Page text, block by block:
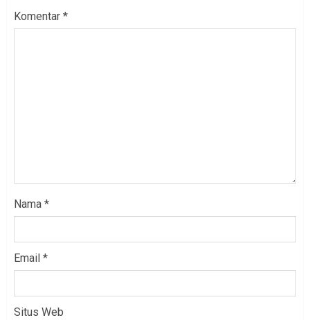
Komentar *
Nama *
Email *
Situs Web